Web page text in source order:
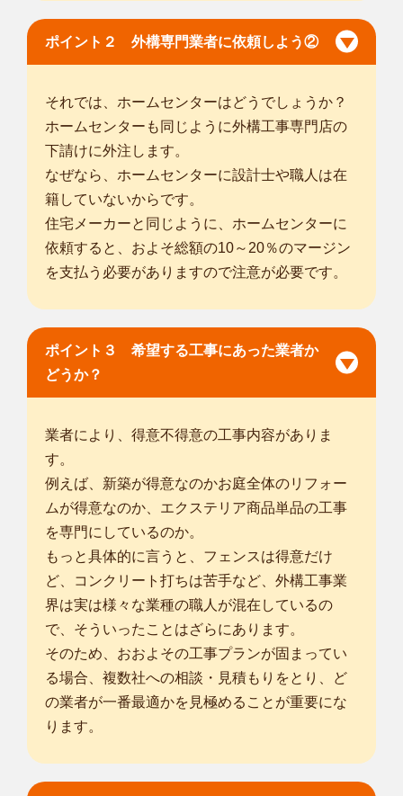
ポイント２ 外構専門業者に依頼しよう②
それでは、ホームセンターはどうでしょうか？
ホームセンターも同じように外構工事専門店の
下請けに外注します。
なぜなら、ホームセンターに設計士や職人は在
籍していないからです。
住宅メーカーと同じように、ホームセンターに
依頼すると、およそ総額の10～20％のマージン
を支払う必要がありますので注意が必要です。
ポイント３ 希望する工事にあった業者か
どうか？
業者により、得意不得意の工事内容がありま
す。
例えば、新築が得意なのかお庭全体のリフォー
ムが得意なのか、エクステリア商品単品の工事
を専門にしているのか。
もっと具体的に言うと、フェンスは得意だけ
ど、コンクリート打ちは苦手など、外構工事業
界は実は様々な業種の職人が混在しているの
で、そういったことはざらにあります。
そのため、おおよその工事プランが固まってい
る場合、複数社への相談・見積もりをとり、ど
の業者が一番最適かを見極めることが重要にな
ります。